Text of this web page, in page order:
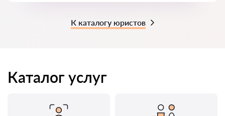
К каталогу юристов
Каталог услуг